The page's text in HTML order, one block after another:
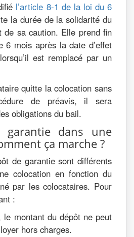
l’article 8-1 de la loi du 6
la durée de la solidarité du
de sa caution. Elle prend fin
6 mois après la date d’effet
est remplacé par un
quitte la colocation sans
de préavis, il sera
obligations du bail.
garantie dans une
ça marche ?
de garantie sont différents
colocation en fonction du
par les colocataires. Pour
:
le montant du dépôt ne peut
hors charges.